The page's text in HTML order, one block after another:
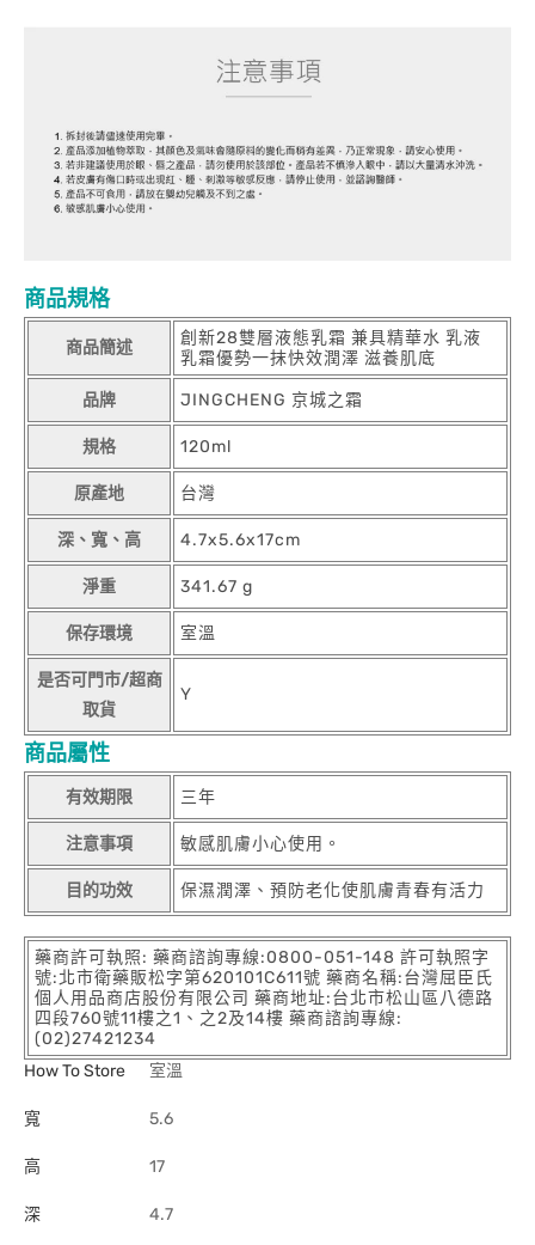
商品規格
商品簡述
創新28雙層液態乳霜 兼具精華水 乳液
乳霜優勢一抹快效潤澤 滋養肌底
品牌 JINGCHENG 京城之霜
規格 120ml
原產地 台灣
深、寬、高 4.7x5.6x17cm
淨重 341.67 g
保存環境 室溫
是否可門市/超商
取貨
Y
商品屬性
有效期限 三年
注意事項 敏感肌膚小心使用。
目的功效 保濕潤澤、預防老化使肌膚青春有活力
藥商許可執照: 藥商諮詢專線:0800-051-148 許可執照字
號:北市衛藥販松字第620101C611號 藥商名稱:台灣屈臣氏
個人用品商店股份有限公司 藥商地址:台北市松山區八德路
四段760號11樓之1、之2及14樓 藥商諮詢專線:
(02)27421234
How To Store
室溫
寬 5.6
高 17
深 4.7